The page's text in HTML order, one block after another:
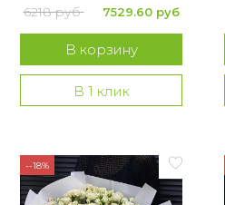
6218 руб 7529.60 руб
В корзину
В 1 клик
--18%